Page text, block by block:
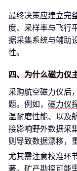
最终决策应建立完
度、采样率与飞行
据采集系统与辅助
性。
四、为什么磁力仪
采购航空磁力仪后
题。例如， 磁力仪
温耐磨性能、以及
接影响野外数据采
则导致数据漂移，
尤其需注意校准环
著。矿产勘探可能